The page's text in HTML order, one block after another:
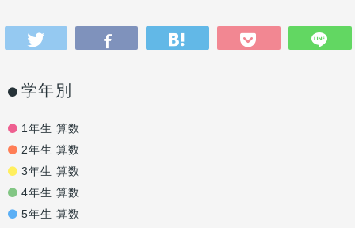
学年別
1年生 算数
2年生 算数
3年生 算数
4年生 算数
5年生 算数